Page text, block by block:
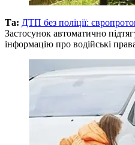
Та: ДТП без поліції:
Застосунок автоматично
інформацію про водійські